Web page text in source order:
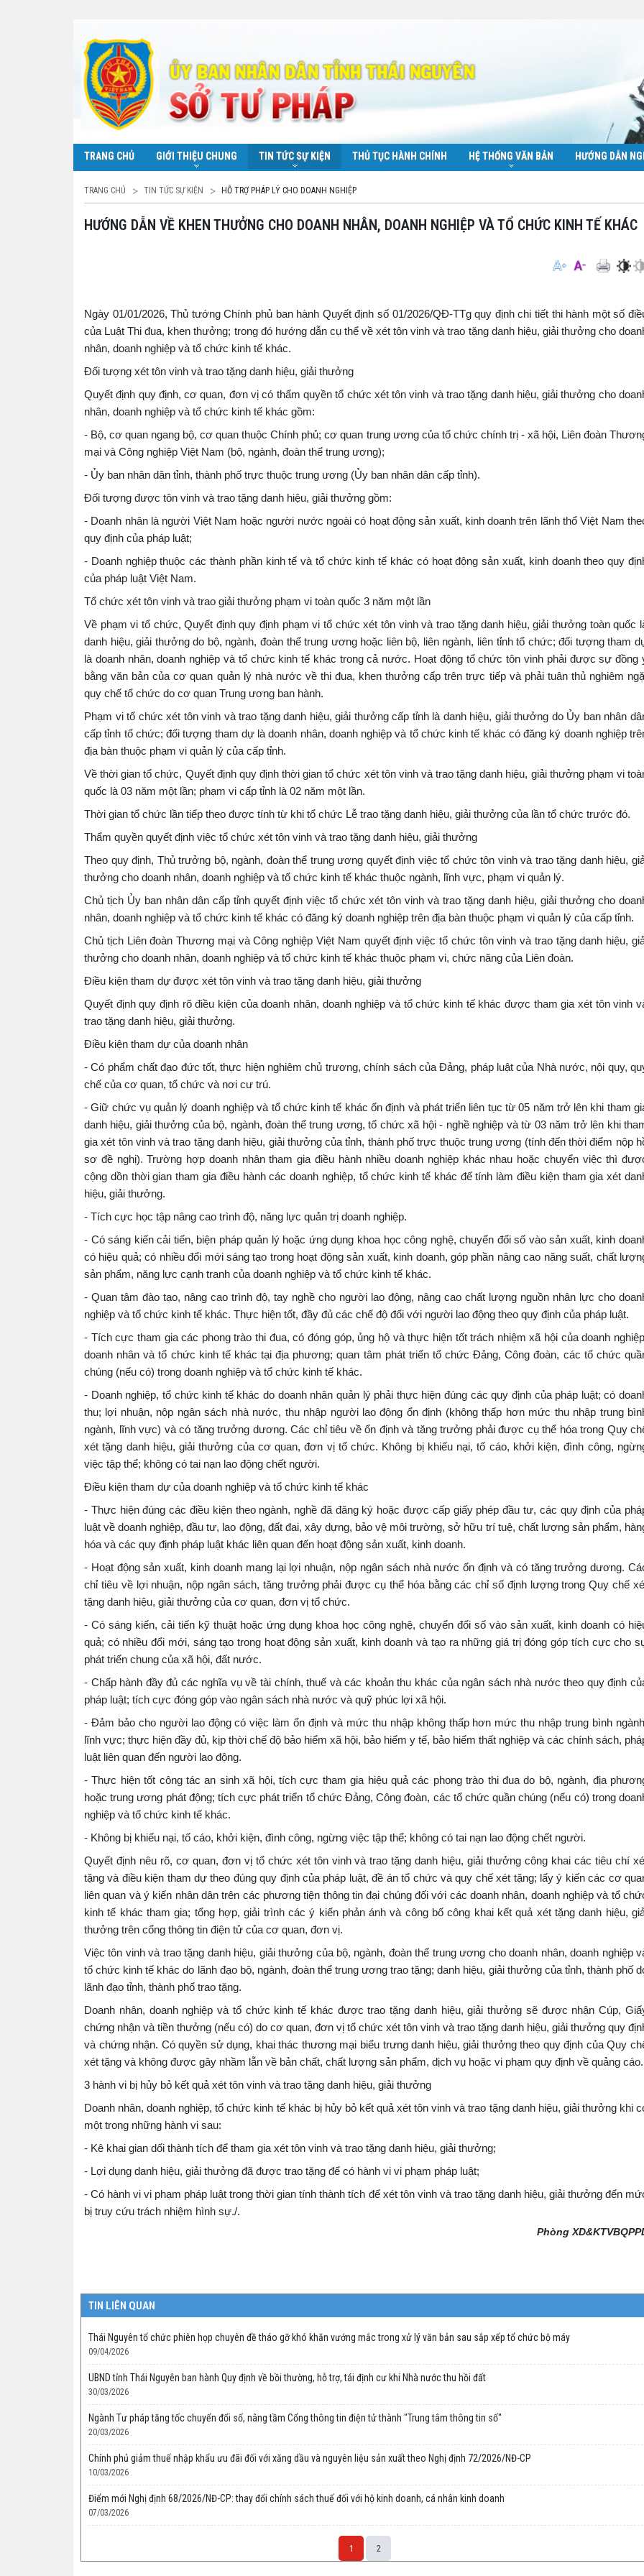
TRANG CHỦ GIỚI THIỆU CHUNG TIN TỨC SỰ KIỆN THỦ TỤC HÀNH CHÍNH HỆ THỐNG VĂN BẢN HƯỚNG DẪN
TRANG CHỦ TIN TỨC SỰ KIỆN HỖ TRỢ PHÁP LÝ CHO DOANH NGHIỆP
HƯỚNG DẪN VỀ KHEN THƯỞNG CHO DOANH NHÂN, DOANH NGHIỆP VÀ TỔ CHỨC KINH TẾ KHÁC
Ngày 01/01/2026, Thủ tướng Chính phủ ban hành Quyết định số 01/2026/QĐ-TTg quy định chi tiết thi hành một số
của Luật Thi đua, khen thưởng; trong đó hướng dẫn cụ thể về xét tôn vinh và trao tặng danh hiệu, giải thưởng cho
nhân, doanh nghiệp và tổ chức kinh tế khác.
Đối tượng xét tôn vinh và trao tặng danh hiệu, giải thưởng
Quyết định quy định, cơ quan, đơn vị có thẩm quyền tổ chức xét tôn vinh và trao tặng danh hiệu, giải thưởng cho
nhân, doanh nghiệp và tổ chức kinh tế khác gồm:
- Bộ, cơ quan ngang bộ, cơ quan thuộc Chính phủ; cơ quan trung ương của tổ chức chính trị - xã hội, Liên đoàn
mại và Công nghiệp Việt Nam (bộ, ngành, đoàn thể trung ương);
- Ủy ban nhân dân tỉnh, thành phố trực thuộc trung ương (Ủy ban nhân dân cấp tỉnh).
Đối tượng được tôn vinh và trao tặng danh hiệu, giải thưởng gồm:
- Doanh nhân là người Việt Nam hoặc người nước ngoài có hoạt động sản xuất, kinh doanh trên lãnh thổ Việt Nam
quy định của pháp luật;
- Doanh nghiệp thuộc các thành phần kinh tế và tổ chức kinh tế khác có hoạt động sản xuất, kinh doanh theo quy
của pháp luật Việt Nam.
Tổ chức xét tôn vinh và trao giải thưởng phạm vi toàn quốc 3 năm một lần
Về phạm vi tổ chức, Quyết định quy định phạm vi tổ chức xét tôn vinh và trao tặng danh hiệu, giải thưởng toàn quốc
danh hiệu, giải thưởng do bộ, ngành, đoàn thể trung ương hoặc liên bộ, liên ngành, liên tỉnh tổ chức; đối tượng tham
là doanh nhân, doanh nghiệp và tổ chức kinh tế khác trong cả nước. Hoạt động tổ chức tôn vinh phải được sự đồng
bằng văn bản của cơ quan quản lý nhà nước về thi đua, khen thưởng cấp trên trực tiếp và phải tuân thủ nghiêm
quy chế tổ chức do cơ quan Trung ương ban hành.
Phạm vi tổ chức xét tôn vinh và trao tặng danh hiệu, giải thưởng cấp tỉnh là danh hiệu, giải thưởng do Ủy ban nhân
cấp tỉnh tổ chức; đối tượng tham dự là doanh nhân, doanh nghiệp và tổ chức kinh tế khác có đăng ký doanh nghiệp
địa bàn thuộc phạm vi quản lý của cấp tỉnh.
Về thời gian tổ chức, Quyết định quy định thời gian tổ chức xét tôn vinh và trao tặng danh hiệu, giải thưởng phạm vi
quốc là 03 năm một lần; phạm vi cấp tỉnh là 02 năm một lần.
Thời gian tổ chức lần tiếp theo được tính từ khi tổ chức Lễ trao tặng danh hiệu, giải thưởng của lần tổ chức trước đó.
Thẩm quyền quyết định việc tổ chức xét tôn vinh và trao tặng danh hiệu, giải thưởng
Theo quy định, Thủ trưởng bộ, ngành, đoàn thể trung ương quyết định việc tổ chức tôn vinh và trao tặng danh hiệu,
thưởng cho doanh nhân, doanh nghiệp và tổ chức kinh tế khác thuộc ngành, lĩnh vực, phạm vi quản lý.
Chủ tịch Ủy ban nhân dân cấp tỉnh quyết định việc tổ chức xét tôn vinh và trao tặng danh hiệu, giải thưởng cho
nhân, doanh nghiệp và tổ chức kinh tế khác có đăng ký doanh nghiệp trên địa bàn thuộc phạm vi quản lý của cấp tỉnh.
Chủ tịch Liên đoàn Thương mại và Công nghiệp Việt Nam quyết định việc tổ chức tôn vinh và trao tặng danh hiệu,
thưởng cho doanh nhân, doanh nghiệp và tổ chức kinh tế khác thuộc phạm vi, chức năng của Liên đoàn.
Điều kiện tham dự được xét tôn vinh và trao tặng danh hiệu, giải thưởng
Quyết định quy định rõ điều kiện của doanh nhân, doanh nghiệp và tổ chức kinh tế khác được tham gia xét tôn vinh
trao tặng danh hiệu, giải thưởng.
Điều kiện tham dự của doanh nhân
- Có phẩm chất đạo đức tốt, thực hiện nghiêm chủ trương, chính sách của Đảng, pháp luật của Nhà nước, nội quy,
chế của cơ quan, tổ chức và nơi cư trú.
- Giữ chức vụ quản lý doanh nghiệp và tổ chức kinh tế khác ổn định và phát triển liên tục từ 05 năm trở lên khi tham
danh hiệu, giải thưởng của bộ, ngành, đoàn thể trung ương, tổ chức xã hội - nghề nghiệp và từ 03 năm trở lên khi
gia xét tôn vinh và trao tặng danh hiệu, giải thưởng của tỉnh, thành phố trực thuộc trung ương (tính đến thời điểm nộp
sơ đề nghị). Trường hợp doanh nhân tham gia điều hành nhiều doanh nghiệp khác nhau hoặc chuyển việc thì
cộng dồn thời gian tham gia điều hành các doanh nghiệp, tổ chức kinh tế khác để tính làm điều kiện tham gia xét
hiệu, giải thưởng.
- Tích cực học tập nâng cao trình độ, năng lực quản trị doanh nghiệp.
- Có sáng kiến cải tiến, biện pháp quản lý hoặc ứng dụng khoa học công nghệ, chuyển đổi số vào sản xuất, kinh
có hiệu quả; có nhiều đổi mới sáng tạo trong hoạt động sản xuất, kinh doanh, góp phần nâng cao năng suất, chất
sản phẩm, năng lực cạnh tranh của doanh nghiệp và tổ chức kinh tế khác.
- Quan tâm đào tạo, nâng cao trình độ, tay nghề cho người lao động, nâng cao chất lượng nguồn nhân lực cho
nghiệp và tổ chức kinh tế khác. Thực hiện tốt, đầy đủ các chế độ đối với người lao động theo quy định của pháp luật.
- Tích cực tham gia các phong trào thi đua, có đóng góp, ủng hộ và thực hiện tốt trách nhiệm xã hội của doanh
doanh nhân và tổ chức kinh tế khác tại địa phương; quan tâm phát triển tổ chức Đảng, Công đoàn, các tổ chức
chúng (nếu có) trong doanh nghiệp và tổ chức kinh tế khác.
- Doanh nghiệp, tổ chức kinh tế khác do doanh nhân quản lý phải thực hiện đúng các quy định của pháp luật; có
thu; lợi nhuận, nộp ngân sách nhà nước, thu nhập người lao động ổn định (không thấp hơn mức thu nhập trung
ngành, lĩnh vực) và có tăng trưởng dương. Các chỉ tiêu về ổn định và tăng trưởng phải được cụ thể hóa trong Quy
xét tặng danh hiệu, giải thưởng của cơ quan, đơn vị tổ chức. Không bị khiếu nại, tố cáo, khởi kiện, đình công,
việc tập thể; không có tai nạn lao động chết người.
Điều kiện tham dự của doanh nghiệp và tổ chức kinh tế khác
- Thực hiện đúng các điều kiện theo ngành, nghề đã đăng ký hoặc được cấp giấy phép đầu tư, các quy định của
luật về doanh nghiệp, đầu tư, lao động, đất đai, xây dựng, bảo vệ môi trường, sở hữu trí tuệ, chất lượng sản phẩm,
hóa và các quy định pháp luật khác liên quan đến hoạt động sản xuất, kinh doanh.
- Hoạt động sản xuất, kinh doanh mang lại lợi nhuận, nộp ngân sách nhà nước ổn định và có tăng trưởng dương.
chỉ tiêu về lợi nhuận, nộp ngân sách, tăng trưởng phải được cụ thể hóa bằng các chỉ số định lượng trong Quy chế
tặng danh hiệu, giải thưởng của cơ quan, đơn vị tổ chức.
- Có sáng kiến, cải tiến kỹ thuật hoặc ứng dụng khoa học công nghệ, chuyển đổi số vào sản xuất, kinh doanh có
quả; có nhiều đổi mới, sáng tạo trong hoạt động sản xuất, kinh doanh và tạo ra những giá trị đóng góp tích cực cho
phát triển chung của xã hội, đất nước.
- Chấp hành đầy đủ các nghĩa vụ về tài chính, thuế và các khoản thu khác của ngân sách nhà nước theo quy định
pháp luật; tích cực đóng góp vào ngân sách nhà nước và quỹ phúc lợi xã hội.
- Đảm bảo cho người lao động có việc làm ổn định và mức thu nhập không thấp hơn mức thu nhập trung bình
lĩnh vực; thực hiện đầy đủ, kịp thời chế độ bảo hiểm xã hội, bảo hiểm y tế, bảo hiểm thất nghiệp và các chính sách,
luật liên quan đến người lao động.
- Thực hiện tốt công tác an sinh xã hội, tích cực tham gia hiệu quả các phong trào thi đua do bộ, ngành, địa
hoặc trung ương phát động; tích cực phát triển tổ chức Đảng, Công đoàn, các tổ chức quần chúng (nếu có) trong
nghiệp và tổ chức kinh tế khác.
- Không bị khiếu nại, tố cáo, khởi kiện, đình công, ngừng việc tập thể; không có tai nạn lao động chết người.
Quyết định nêu rõ, cơ quan, đơn vị tổ chức xét tôn vinh và trao tặng danh hiệu, giải thưởng công khai các tiêu chí
tặng và điều kiện tham dự theo đúng quy định của pháp luật, đề án tổ chức và quy chế xét tặng; lấy ý kiến các cơ
liên quan và ý kiến nhân dân trên các phương tiện thông tin đại chúng đối với các doanh nhân, doanh nghiệp và tổ
kinh tế khác tham gia; tổng hợp, giải trình các ý kiến phản ánh và công bố công khai kết quả xét tặng danh hiệu,
thưởng trên cổng thông tin điện tử của cơ quan, đơn vị.
Việc tôn vinh và trao tặng danh hiệu, giải thưởng của bộ, ngành, đoàn thể trung ương cho doanh nhân, doanh nghiệp
tổ chức kinh tế khác do lãnh đạo bộ, ngành, đoàn thể trung ương trao tặng; danh hiệu, giải thưởng của tỉnh, thành phố
lãnh đạo tỉnh, thành phố trao tặng.
Doanh nhân, doanh nghiệp và tổ chức kinh tế khác được trao tặng danh hiệu, giải thưởng sẽ được nhận Cúp,
chứng nhận và tiền thưởng (nếu có) do cơ quan, đơn vị tổ chức xét tôn vinh và trao tặng danh hiệu, giải thưởng quy
và chứng nhận. Có quyền sử dụng, khai thác thương mại biểu trưng danh hiệu, giải thưởng theo quy định của Quy
xét tặng và không được gây nhầm lẫn về bản chất, chất lượng sản phẩm, dịch vụ hoặc vi phạm quy định về quảng cáo.
3 hành vi bị hủy bỏ kết quả xét tôn vinh và trao tặng danh hiệu, giải thưởng
Doanh nhân, doanh nghiệp, tổ chức kinh tế khác bị hủy bỏ kết quả xét tôn vinh và trao tặng danh hiệu, giải thưởng khi
một trong những hành vi sau:
- Kê khai gian dối thành tích để tham gia xét tôn vinh và trao tặng danh hiệu, giải thưởng;
- Lợi dụng danh hiệu, giải thưởng đã được trao tặng để có hành vi vi phạm pháp luật;
- Có hành vi vi phạm pháp luật trong thời gian tính thành tích để xét tôn vinh và trao tặng danh hiệu, giải thưởng đến
bị truy cứu trách nhiệm hình sự./.
Phòng
TIN LIÊN QUAN
Thái Nguyên tổ chức phiên họp chuyên đề tháo gỡ khó khăn vướng mắc trong xử lý văn bản sau sắp xếp tổ chức bộ máy
09/04/2026
UBND tỉnh Thái Nguyên ban hành Quy định về bồi thường, hỗ trợ, tái định cư khi Nhà nước thu hồi đất
30/03/2026
Ngành Tư pháp tăng tốc chuyển đổi số, nâng tầm Cổng thông tin điện tử thành "Trung tâm thông tin số"
20/03/2026
Chính phủ giảm thuế nhập khẩu ưu đãi đối với xăng dầu và nguyên liệu sản xuất theo Nghị định 72/2026/NĐ-CP
10/03/2026
Điểm mới Nghị định 68/2026/NĐ-CP: thay đổi chính sách thuế đối với hộ kinh doanh, cá nhân kinh doanh
07/03/2026
1 2